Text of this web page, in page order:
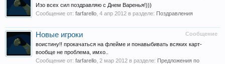
Изо всех сил поздравляю с Днем Варенья!)))
Сообщение от: farfarello 4 апр 2012 в разделе: Поздравления
Сообщение
Новые игроки
воистину!! прокачаться на флейме и понавыбивать всяких карт-
вообще не проблема, имхо..
Сообщение от: farfarello 2 мар 2012 в разделе: Предложения по